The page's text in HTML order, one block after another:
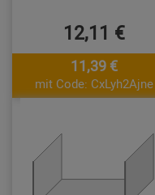
12,11 €
11,39 €
mit Code: CxLyh2Ajne